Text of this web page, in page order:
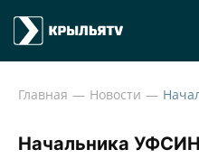
Главная Новости
Начальника